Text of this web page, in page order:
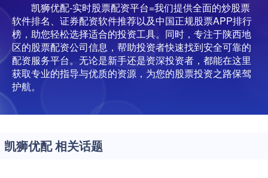
凯狮优配-实时股票配资平台=我们提供全面的炒股票
软件排名、证券配资软件推荐以及中国正规股票APP排行
榜，助您轻松选择适合的投资工具。同时，专注于陕西地
区的股票配资公司信息，帮助投资者快速找到安全可靠的
配资服务平台。无论是新手还是资深投资者，都能在这里
获取专业的指导与优质的资源，为您的股票投资之路保驾
护航。
凯狮优配 相关话题